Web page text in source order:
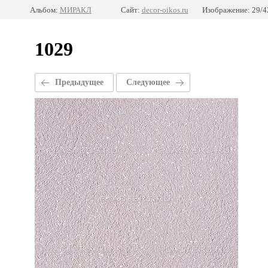
Альбом: МИРАКЛ Сайт: decor-oikos.ru Изображение: 29/
1029
Предыдущее Следующее